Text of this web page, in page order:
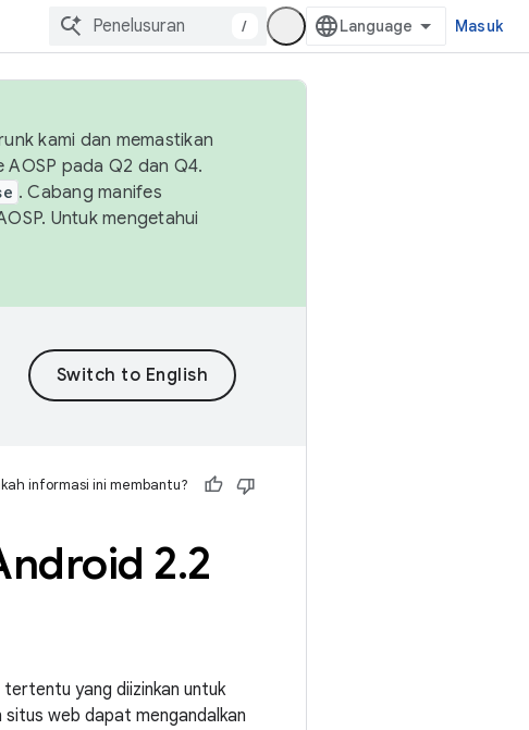
/ Masuk
kami dan memastikan
pada Q2 dan Q4.
. Cabang manifes
Untuk mengetahui
informasi ini membantu?
2.2
yang diizinkan untuk
situs web dapat mengandalkan